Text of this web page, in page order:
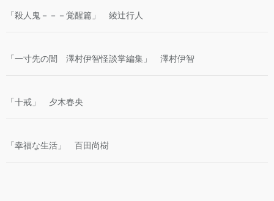
「殺人鬼－－－覚醒篇」 綾辻行人
「一寸先の闇 澤村伊智怪談掌編集」 澤村伊智
「十戒」 夕木春央
「幸福な生活」 百田尚樹